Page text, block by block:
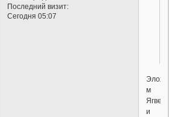
Последний визит:
Сегодня 05:07
м
Ягве
и